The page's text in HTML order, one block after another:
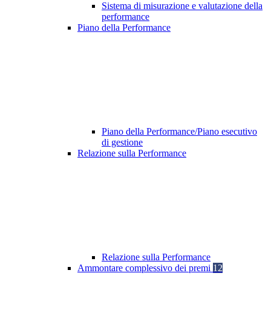
Sistema di misurazione e valutazione della
performance
Piano della Performance
Piano della Performance/Piano esecutivo
di gestione
Relazione sulla Performance
Relazione sulla Performance
Ammontare complessivo dei premi 12